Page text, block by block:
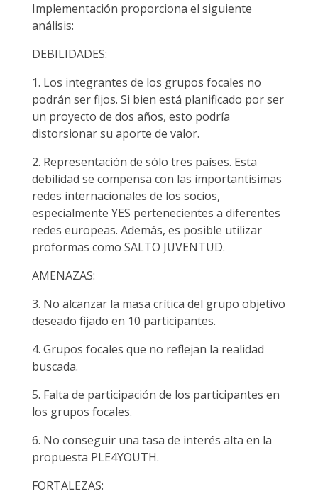
Implementación proporciona el siguiente
análisis:
DEBILIDADES:
1. Los integrantes de los grupos focales no
podrán ser fijos. Si bien está planificado por ser
un proyecto de dos años, esto podría
distorsionar su aporte de valor.
2. Representación de sólo tres países. Esta
debilidad se compensa con las importantísimas
redes internacionales de los socios,
especialmente YES pertenecientes a diferentes
redes europeas. Además, es posible utilizar
proformas como SALTO JUVENTUD.
AMENAZAS:
3. No alcanzar la masa crítica del grupo objetivo
deseado fijado en 10 participantes.
4. Grupos focales que no reflejan la realidad
buscada.
5. Falta de participación de los participantes en
los grupos focales.
6. No conseguir una tasa de interés alta en la
propuesta PLE4YOUTH.
FORTALEZAS: